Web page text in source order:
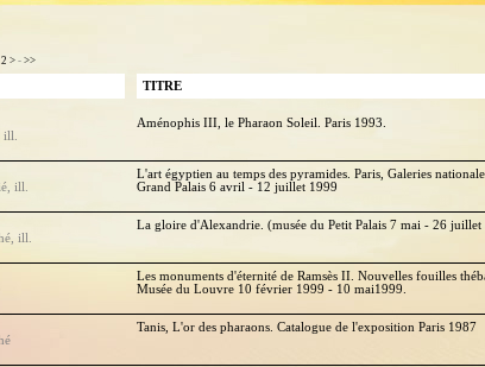
> - >>
TITRE
Aménophis III, le Pharaon Soleil. Paris 1993.
ill.
L'art égyptien au temps des pyramides. Paris, Galeries
Grand Palais 6 avril - 12 juillet 1999
ill.
La gloire d'Alexandrie. (musée du Petit Palais 7 mai - 26 juillet
Les monuments d'éternité de Ramsès II. Nouvelles fouilles
Musée du Louvre 10 février 1999 - 10 mai1999.
Tanis, L'or des pharaons. Catalogue de l'exposition Paris 1987